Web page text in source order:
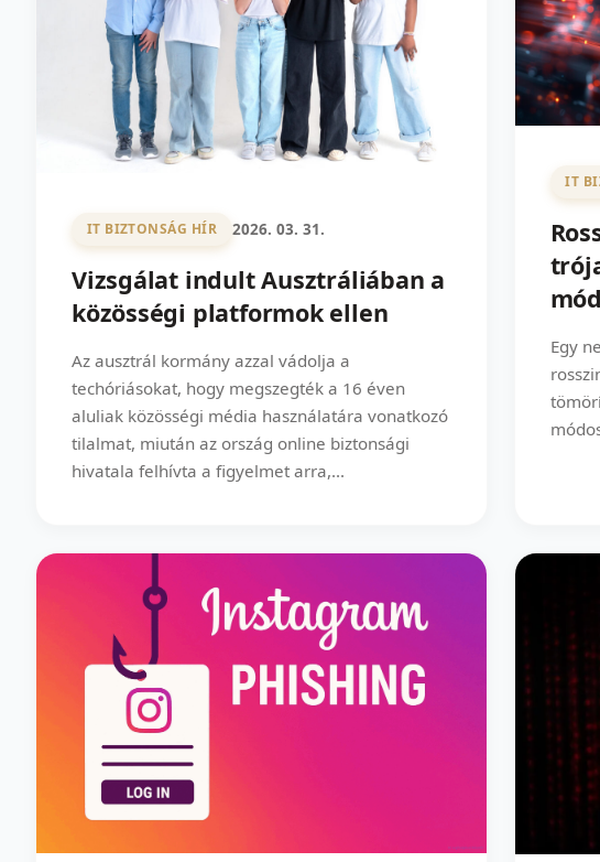
IT BIZTONSÁG HÍR 2026. 03. 31.
Vizsgálat indult Ausztráliában a
közösségi platformok ellen
Az ausztrál kormány azzal vádolja a
techóriásokat, hogy megszegték a 16 éven
aluliak közösségi média használatára vonatkozó
tilalmat, miután az ország online biztonsági
hivatala felhívta a figyelmet arra,...
IT
Egy